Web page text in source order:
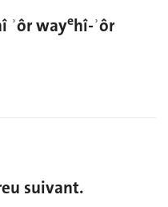
ʾôr wayehî-ʾôr
suivant.